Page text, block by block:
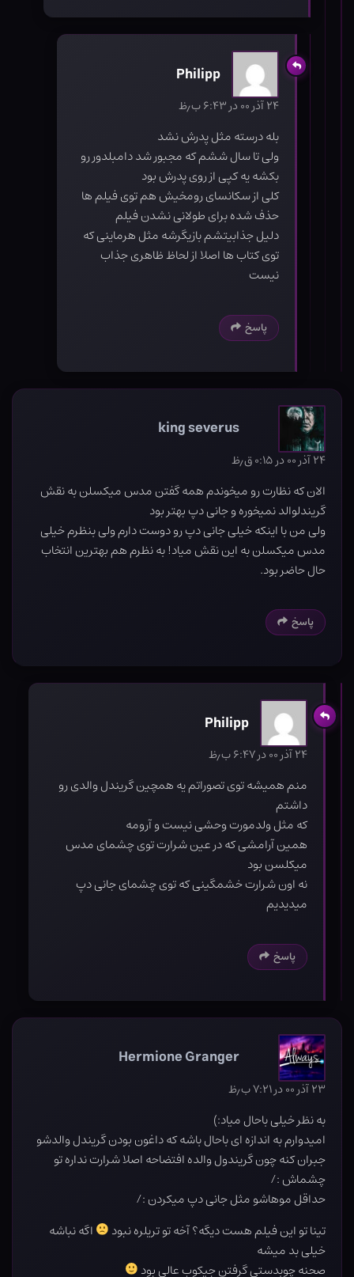
Philipp
۲۴ آذر ۰۰ در ۶:۴۳ ب٫ظ
بله درسته مثل پدرش نشد
ولی تا سال ششم که مجبور شد دامبلدور رو
بکشه یه کپی از روی پدرش بود
کلی از سکانسای رومخیش هم توی فیلم ها
حذف شده برای طولانی نشدن فیلم
دلیل جذابیتشم بازیگرشه مثل هرماینی که
توی کتاب ها اصلا از لحاظ ظاهری جذاب
نیست
پاسخ
king severus
۲۴ آذر ۰۰ در ۰:۱۵ ق٫ظ
الان که نظارت رو میخوندم همه گفتن مدس میکسلن به نقش
گریندلوالد نمیخوره و جانی دپ بهتر بود
ولی من با اینکه خیلی جانی دپ رو دوست دارم ولی بنظرم خیلی
مدس میکسلن به این نقش میاد! به نظرم هم بهترین انتخاب
حال حاضر بود.
پاسخ
Philipp
۲۴ آذر ۰۰ در ۶:۴۷ ب٫ظ
منم همیشه توی تصوراتم یه همچین گریندل والدی رو
داشتم
که مثل ولدمورت وحشی نیست و آرومه
همین آرامشی که در عین شرارت توی چشمای مدس
میکلسن بود
نه اون شرارت خشمگینی که توی چشمای جانی دپ
میدیدیم
پاسخ
Hermione Granger
۲۳ آذر ۰۰ در ۷:۲۱ ب٫ظ
به نظر خیلی باحال میاد:)
امیدوارم به اندازه ای باحال باشه که داغون بودن گریندل والدشو
جبران کنه چون گریندول والده افتضاحه اصلا شرارت نداره تو
چشماش :/
حداقل موهاشو مثل جانی دپ میکردن :/
تینا تو این فیلم هست دیگه؟ آخه تو تریلره نبود
اگه نباشه
خیلی بد میشه
صحنه چوبدستی گرفتن جیکوب عالی بود